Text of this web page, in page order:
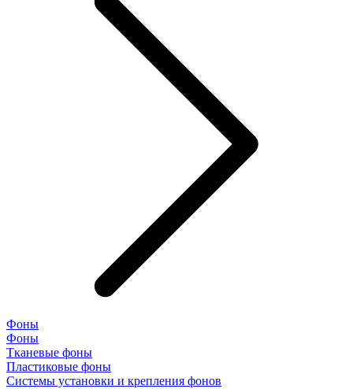
Фоны
Фоны
Тканевые фоны
Пластиковые фоны
Системы установки и крепления фонов